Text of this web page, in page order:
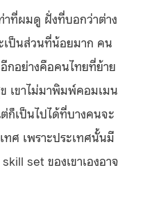
าที่ผมดู ฝั่งที่บอกว่าต่าง
เป็นส่วนที่น้อยมาก คน
กอย่างคือคนไทยที่ย้าย
เขาไม่มาพิมพ์คอมเมน
ก็เป็นไปได้ที่บางคนจะ
ทศ เพราะประเทศนั้นมี
set ของเขาเองอาจ